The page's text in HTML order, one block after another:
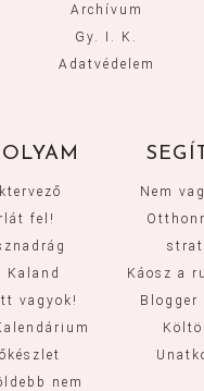
Archívum
Gy. I. K.
Adatvédelem
fel!
Kaland
vagyok!
nem
Nem
Káosz a
Blogger